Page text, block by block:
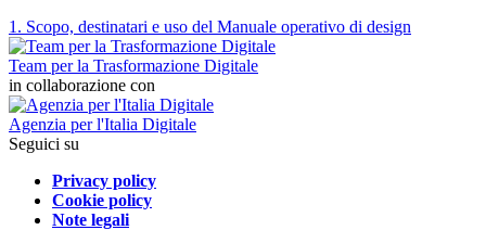
1. Scopo, destinatari e uso del Manuale operativo di design
Team per la Trasformazione Digitale
in collaborazione con
Agenzia per l'Italia Digitale
Seguici su
Privacy policy
Cookie policy
Note legali